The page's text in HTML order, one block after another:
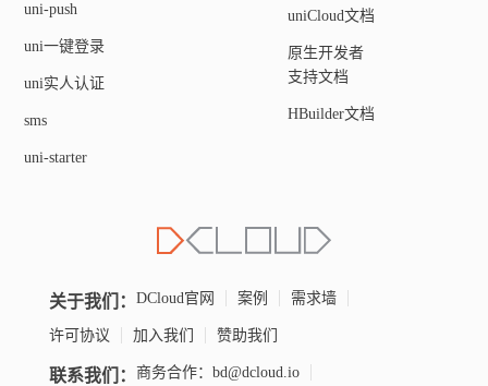
uni-push
uni一键登录
uni实人认证
sms
uni-starter
uniCloud文档
原生开发者
支持文档
HBuilder文档
关于我们： DCloud官网 案例 需求墙
许可协议 加入我们 赞助我们
联系我们： 商务合作：bd@dcloud.io